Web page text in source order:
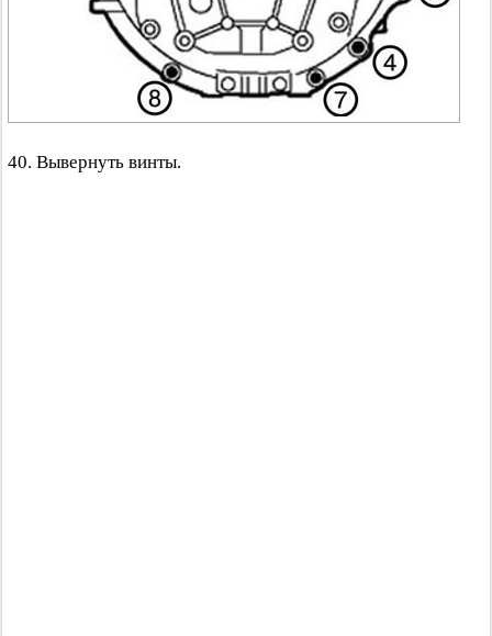
40. Вывернуть винты.